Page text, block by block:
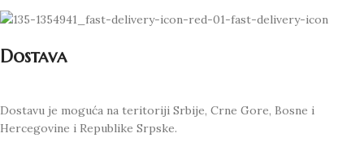
Dostava
Dostavu je moguća na teritoriji Srbije, Crne Gore, Bosne i
Hercegovine i Republike Srpske.